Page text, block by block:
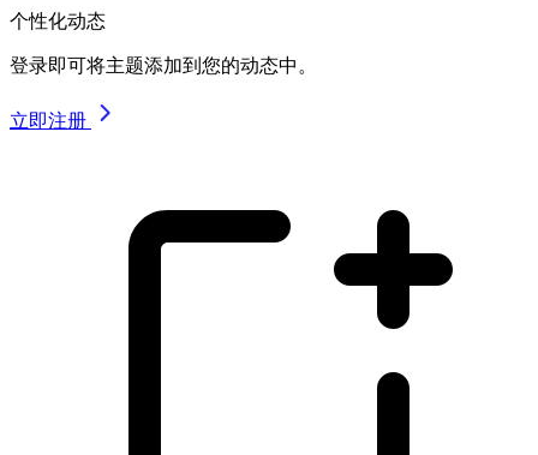
个性化动态
登录即可将主题添加到您的动态中。
立即注册